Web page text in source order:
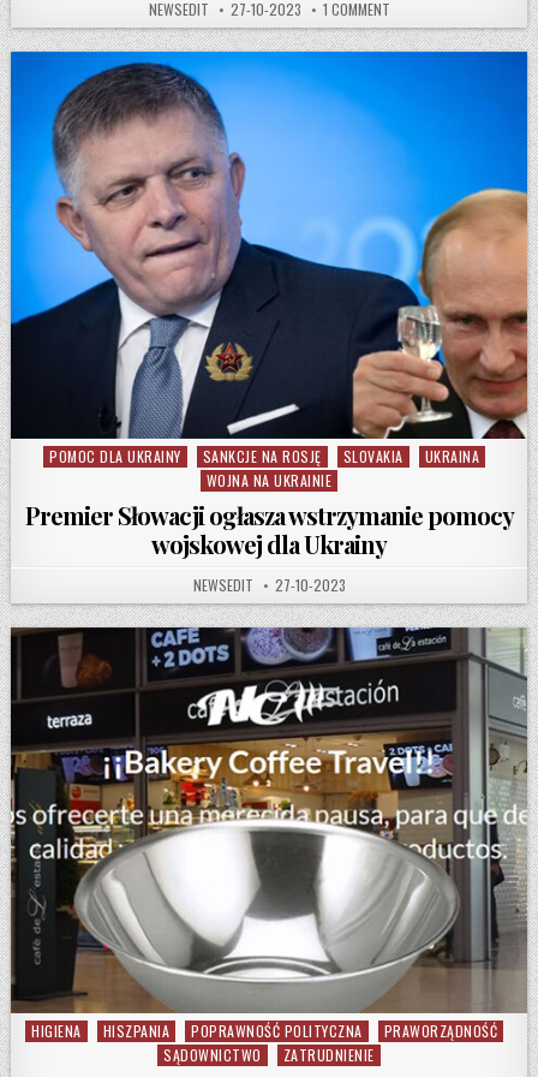
AUTHOR:
NEWSEDIT PUBLISHED DATE:
27-10-2023 1 COMMENTON RAPORT UE UJAWNIA
Posted in
POMOC DLA UKRAINY SANKCJE NA ROSJĘ SLOVAKIA
UKRAINA
WOJNA NA UKRAINIE
Premier Słowacji ogłasza wstrzymanie pomocy
wojskowej dla Ukrainy
AUTHOR:
NEWSEDIT PUBLISHED DATE:
27-10-2023
Posted in
HIGIENA HISZPANIA POPRAWNOŚĆ POLITYCZNA
PRAWORZĄDNOŚĆ
SĄDOWNICTWO
ZATRUDNIENIE